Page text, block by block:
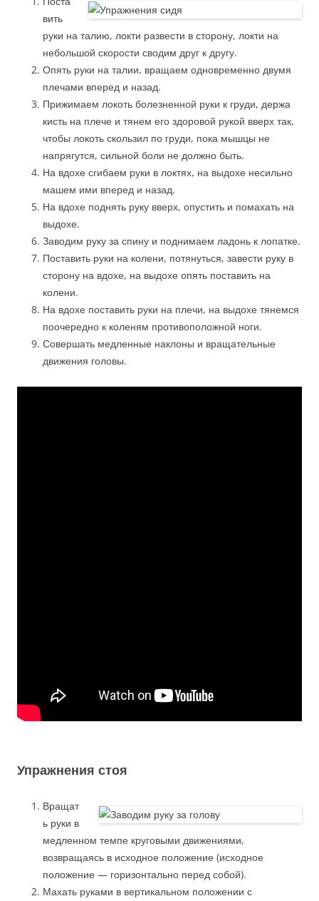
вить
руки на талию, локти развести в сторону, локти на
небольшой скорости сводим друг к другу.
Опять руки на талии, вращаем одновременно двумя
плечами вперед и назад.
Прижимаем локоть болезненной руки к груди, держа
кисть на плече и тянем его здоровой рукой вверх так,
чтобы локоть скользил по груди, пока мышцы не
напрягутся, сильной боли не должно быть.
На вдохе сгибаем руки в локтях, на выдохе несильно
машем ими вперед и назад.
На вдохе поднять руку вверх, опустить и помахать на
выдохе.
Заводим руку за спину и поднимаем ладонь к лопатке.
Поставить руки на колени, потянуться, завести руку в
сторону на вдохе, на выдохе опять поставить на
колени.
На вдохе поставить руки на плечи, на выдохе тянемся
поочередно к коленям противоположной ноги.
Совершать медленные наклоны и вращательные
движения головы.
Упражнения стоя
Вращат
ь руки в
медленном темпе круговыми движениями,
возвращаясь в исходное положение (исходное
положение — горизонтально перед собой).
Махать руками в вертикальном положении с